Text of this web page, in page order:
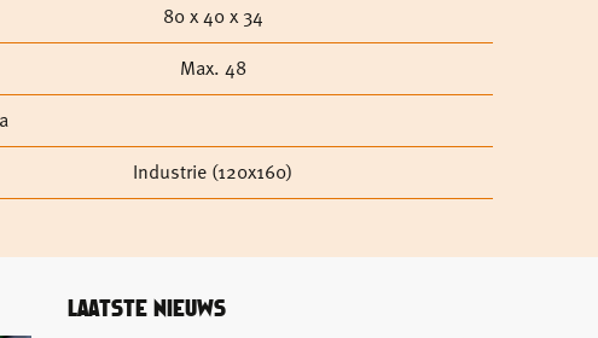
80 x 40 x 34
Max. 48
Industrie (120x160)
LAATSTE NIEUWS